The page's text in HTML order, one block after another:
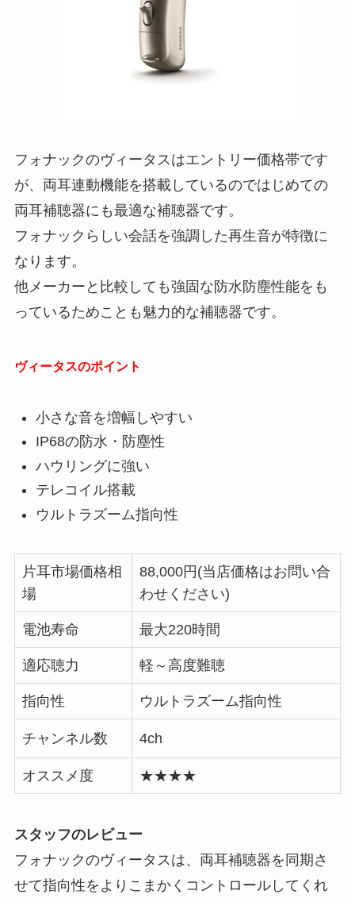
フォナックのヴィータスはエントリー価格帯です
が、両耳連動機能を搭載しているのではじめての
両耳補聴器にも最適な補聴器です。
フォナックらしい会話を強調した再生音が特徴に
なります。
他メーカーと比較しても強固な防水防塵性能をも
っているためことも魅力的な補聴器です。
ヴィータスのポイント
小さな音を増幅しやすい
IP68の防水・防塵性
ハウリングに強い
テレコイル搭載
ウルトラズーム指向性
片耳市場価格相
場
88,000円(当店価格はお問い合
わせください)
電池寿命 最大220時間
適応聴力 軽～高度難聴
指向性 ウルトラズーム指向性
チャンネル数 4ch
オススメ度 ★★★★
スタッフのレビュー
フォナックのヴィータスは、両耳補聴器を同期さ
せて指向性をよりこまかくコントロールしてくれ